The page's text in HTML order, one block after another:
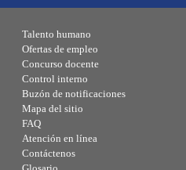
Talento humano
Ofertas de empleo
Concurso docente
Control interno
Buzón de notificaciones
Mapa del sitio
FAQ
Atención en línea
Contáctenos